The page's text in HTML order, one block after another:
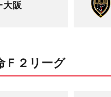
大阪
Ｆ２リーグ